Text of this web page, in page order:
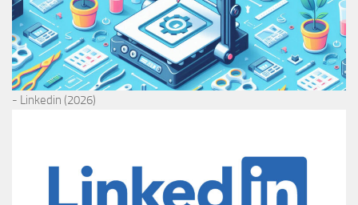
- Linkedin (2026)